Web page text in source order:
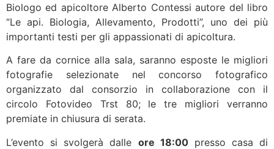
Biologo ed apicoltore Alberto Contessi autore del libro
“Le api. Biologia, Allevamento, Prodotti”, uno dei più
importanti testi per gli appassionati di apicoltura.
A fare da cornice alla sala, saranno esposte le migliori
fotografie selezionate nel concorso fotografico
organizzato dal consorzio in collaborazione con il
circolo Fotovideo Trst 80; le tre migliori verranno
premiate in chiusura di serata.
L’evento si svolgerà dalle ore 18:00 presso casa di